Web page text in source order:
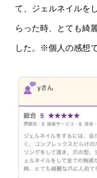
て、ジェルネイルを
らった時、とても綺
した。※個人の感想